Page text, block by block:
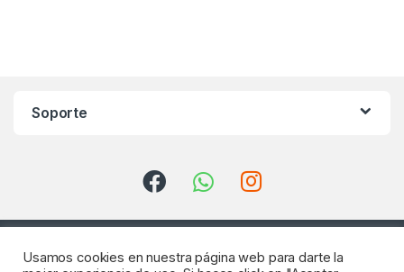
Soporte
Usamos cookies en nuestra página web para darte la